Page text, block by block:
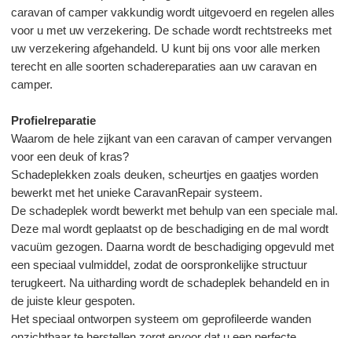
CONTACT
caravan of camper vakkundig wordt uitgevoerd en regelen alles
voor u met uw verzekering. De schade wordt rechtstreeks met
uw verzekering afgehandeld. U kunt bij ons voor alle merken
terecht en alle soorten schadereparaties aan uw caravan en
camper.
Profielreparatie
Waarom de hele zijkant van een caravan of camper vervangen
voor een deuk of kras?
Schadeplekken zoals deuken, scheurtjes en gaatjes worden
bewerkt met het unieke CaravanRepair systeem.
De schadeplek wordt bewerkt met behulp van een speciale mal.
Deze mal wordt geplaatst op de beschadiging en de mal wordt
vacuüm gezogen. Daarna wordt de beschadiging opgevuld met
een speciaal vulmiddel, zodat de oorspronkelijke structuur
terugkeert. Na uitharding wordt de schadeplek behandeld en in
de juiste kleur gespoten.
Het speciaal ontworpen systeem om geprofileerde wanden